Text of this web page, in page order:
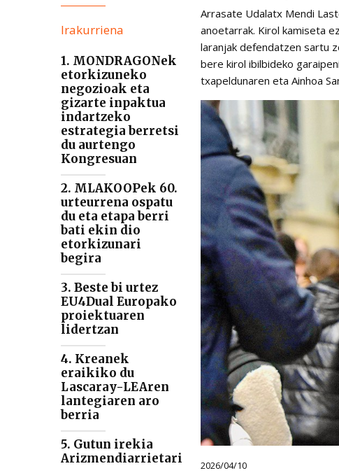
Irakurriena
1. MONDRAGONek
etorkizuneko
negozioak eta
gizarte inpaktua
indartzeko
estrategia berretsi
du aurtengo
Kongresuan
2. MLAKOOPek 60.
urteurrena ospatu
du eta etapa berri
bati ekin dio
etorkizunari
begira
3. Beste bi urtez
EU4Dual Europako
proiektuaren
lidertzan
4. Kreanek
eraikiko du
Lascaray-LEAren
lantegiaren aro
berria
5. Gutun irekia
Arizmendiarrietari
Arrasate Udalatx Mendi
anoetarrak. Kirol kamiseta
laranjak defendatzen sartu
bere kirol ibilbideko
txapeldunaren eta Ainhoa
2026/04/10